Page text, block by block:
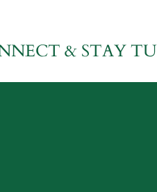
& STAY